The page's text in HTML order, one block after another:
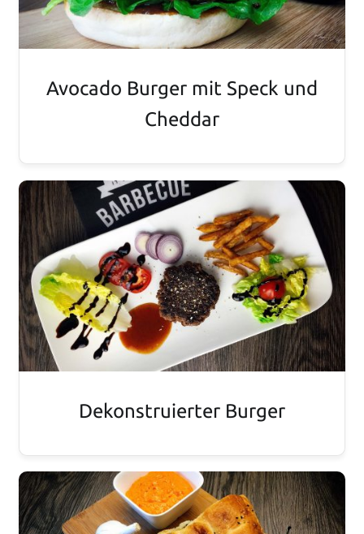
Avocado Burger mit Speck und
Cheddar
Dekonstruierter Burger